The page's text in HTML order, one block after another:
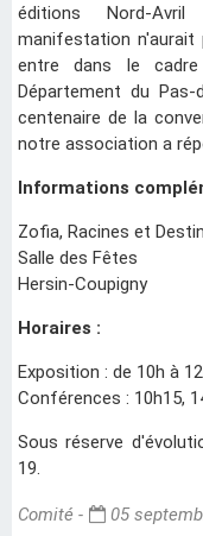
éditions Nord-
manifestation n'aurait
entre dans le
Département du
centenaire de la
notre association a
Informations
Zofia, Racines et Destin
Salle des Fêtes
Hersin-Coupigny
Horaires :
Exposition : de 10h à
Conférences : 10h15,
Sous réserve
19.
Comité - 05